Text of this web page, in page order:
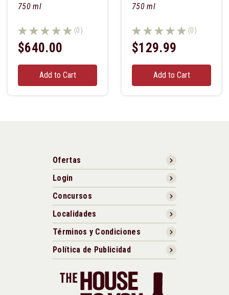
750 ml
(0)
$640.00
Add to Cart
750 ml
(0)
$129.99
Add to Cart
Ofertas
Login
Concursos
Localidades
Términos y Condiciones
Política de Publicidad